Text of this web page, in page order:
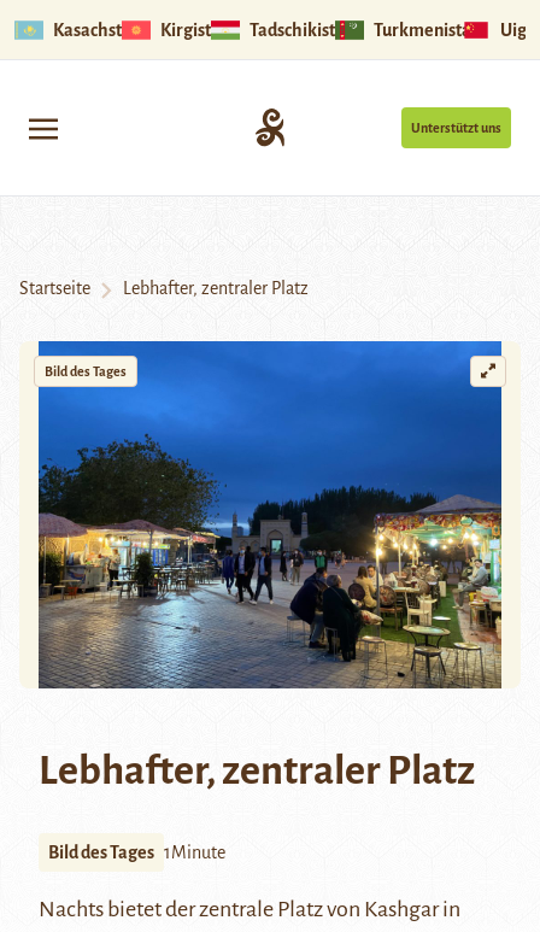
Kasachstan Kirgistan Tadschikistan Turkmenistan
Unterstützt uns
Startseite Lebhafter, zentraler Platz
Bild des Tages
Lebhafter, zentraler Platz
Bild des Tages 1Minute
Nachts bietet der zentrale Platz von Kashgarin